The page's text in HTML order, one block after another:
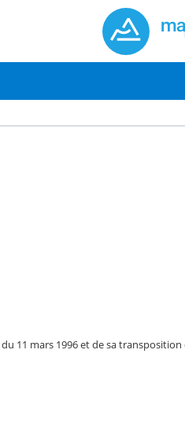
11 mars 1996 et de sa